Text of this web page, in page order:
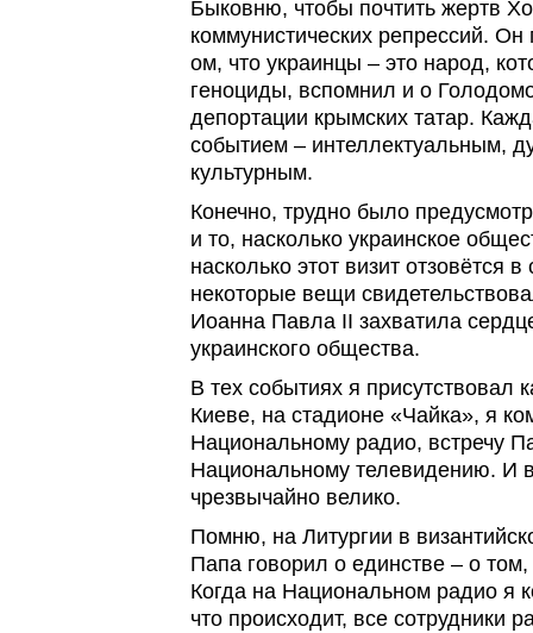
Быковню, чтобы почтить жертв
коммунистических репрессий.
ом, что украинцы – это народ,
геноциды, вспомнил и о
депортации крымских татар.
событием – интеллектуальным,
культурным.
Конечно, трудно было
и то, насколько украинское
насколько этот визит отзовётся
некоторые вещи
Иоанна Павла II захватила
украинского общества.
В тех событиях я присутствовал
Киеве, на стадионе «Чайка», я
Национальному радио, встречу
Национальному телевидению. И
чрезвычайно велико.
Помню, на Литургии в
Папа говорил о единстве – о
Когда на Национальном радио я
что происходит, все сотрудники